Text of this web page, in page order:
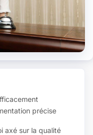
précise
axé sur la qualité